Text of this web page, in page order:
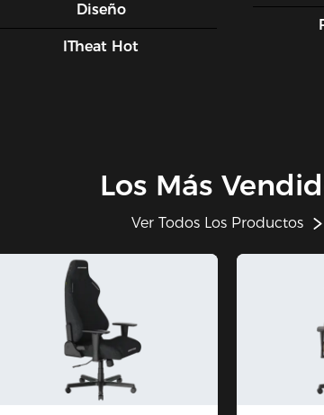
Diseño
ITheat Hot
Los Más
Ver Todos Los Productos